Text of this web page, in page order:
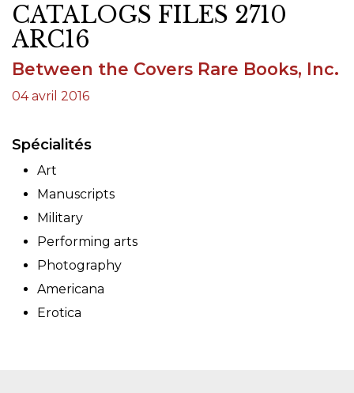
CATALOGS FILES 2710
ARC16
Between the Covers Rare Books, Inc.
04 avril 2016
Spécialités
Art
Manuscripts
Military
Performing arts
Photography
Americana
Erotica